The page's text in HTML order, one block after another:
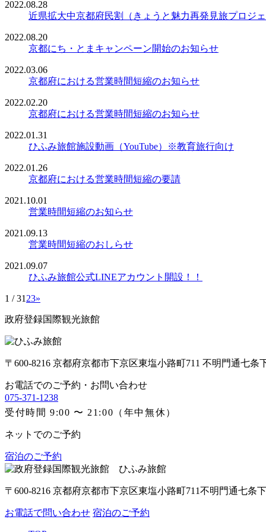
2022.08.28
近県拡大中京都府民割（きょうと魅力再発見旅プロジ
2022.08.20
京都にち・とまキャンペーン開始のお知らせ
2022.03.06
京都府における営業時間短縮のお知らせ
2022.02.20
京都府における営業時間短縮のお知らせ
2022.01.31
ひふみ旅館施設動画（YouTube）※教育旅行向け
2022.01.26
京都府における営業時間短縮の要請
2021.10.01
営業時間短縮のお知らせ
2021.09.13
営業時間短縮のおしらせ
2021.09.07
ひふみ旅館公式LINEアカウント開設！！
1 / 31 23»
政府登録国際観光旅館
〒600-8216 京都府京都市下京区東塩小路町711 不明門通七条
お電話でのご予約・お問い合わせ
075-371-1238
受付時間 9:00 〜 21:00（年中無休）
ネットでのご予約
宿泊のご予約
〒600-8216 京都府京都市下京区東塩小路町711不明門通七条
お電話で問い合わせ 宿泊のご予約